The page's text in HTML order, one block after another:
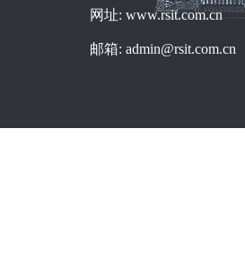
网址: www.rsit.com.cn
邮箱: admin@rsit.com.cn